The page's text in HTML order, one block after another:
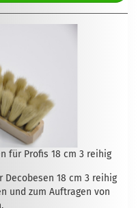
für Profis 18 cm 3 reihig
Decobesen 18 cm 3 reihig
und zum Auftragen von